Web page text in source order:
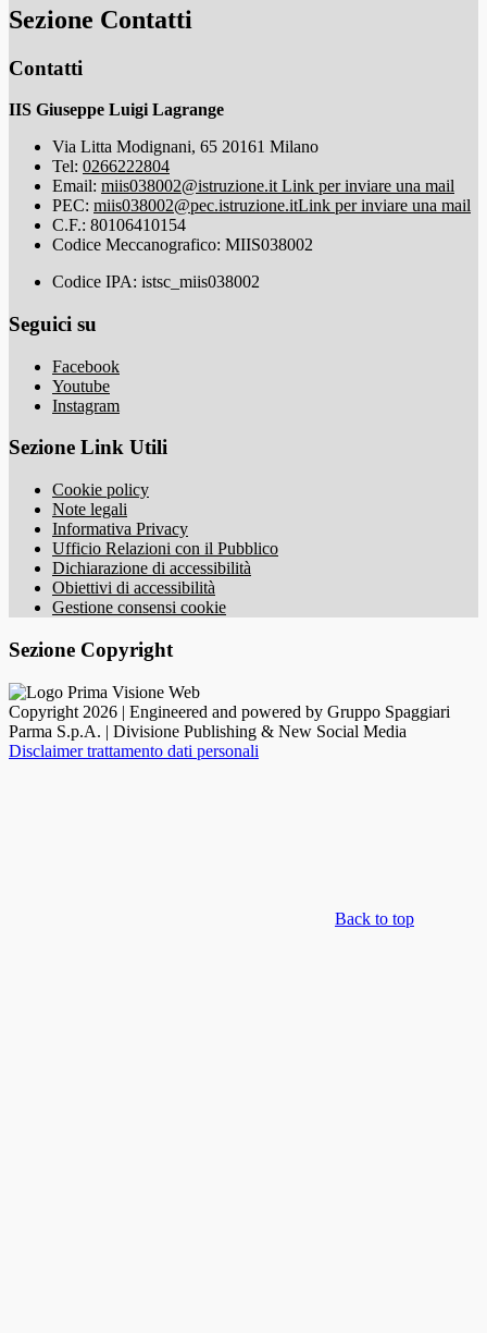
Sezione Contatti
Contatti
IIS Giuseppe Luigi Lagrange
Via Litta Modignani, 65 20161 Milano
Tel: 0266222804
Email: miis038002@istruzione.it Link per inviare una mail
PEC: miis038002@pec.istruzione.itLink per inviare una mail
C.F.: 80106410154
Codice Meccanografico: MIIS038002
Codice IPA: istsc_miis038002
Seguici su
Facebook
Youtube
Instagram
Sezione Link Utili
Cookie policy
Note legali
Informativa Privacy
Ufficio Relazioni con il Pubblico
Dichiarazione di accessibilità
Obiettivi di accessibilità
Gestione consensi cookie
Sezione Copyright
Copyright 2026 | Engineered and powered by Gruppo Spaggiari
Parma S.p.A. | Divisione Publishing & New Social Media
Disclaimer trattamento dati personali
Back to top